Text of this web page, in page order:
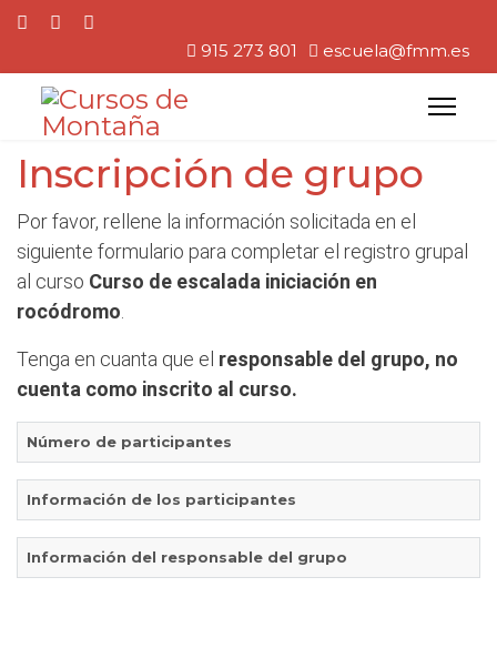
915 273 801 escuela@fmm.es
Inscripción de grupo
Por favor, rellene la información solicitada en el
siguiente formulario para completar el registro grupal
al curso Curso de escalada iniciación en
rocódromo
Tenga en cuanta que el responsable del grupo, no
cuenta como inscrito al curso.
Número de participantes
Información de los participantes
Información del responsable del grupo